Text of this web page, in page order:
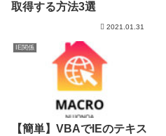
取得する方法3選
2021.01.31
IE関係
【簡単】VBAでIEのテキス